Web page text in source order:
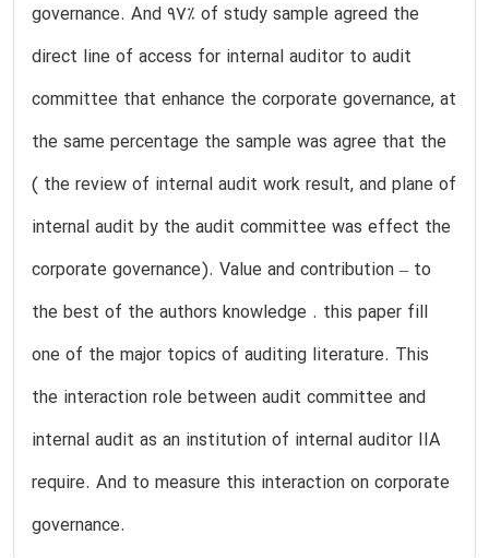
governance. And 97% of study sample agreed the
direct line of access for internal auditor to audit
committee that enhance the corporate governance, at
the same percentage the sample was agree that the
( the review of internal audit work result, and plane of
internal audit by the audit committee was effect the
corporate governance). Value and contribution – to
the best of the authors knowledge . this paper fill
one of the major topics of auditing literature. This
the interaction role between audit committee and
internal audit as an institution of internal auditor IIA
require. And to measure this interaction on corporate
governance.